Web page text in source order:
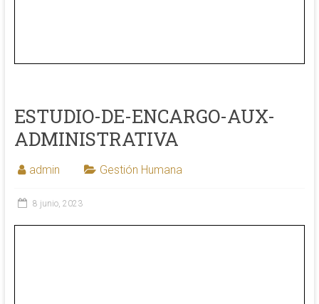
ESTUDIO-DE-ENCARGO-AUX-
ADMINISTRATIVA
admin Gestión Humana
8 junio, 2023